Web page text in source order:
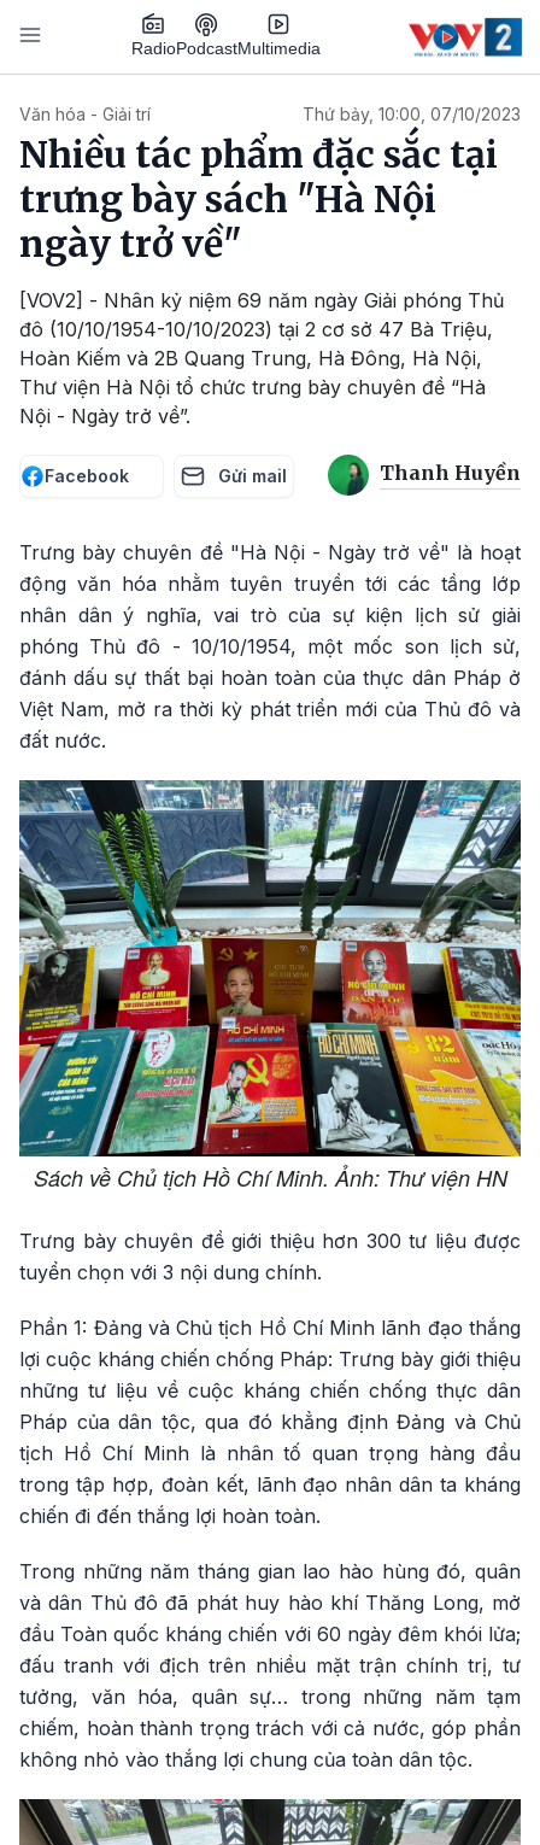
Nhảy đến nội dung
RadioPodcastMultimedia
Văn hóa - Giải trí Thứ bảy, 10:00, 07/10/2023
Nhiều tác phẩm đặc sắc tại
trưng bày sách "Hà Nội
ngày trở về"
[VOV2] - Nhân kỷ niệm 69 năm ngày Giải phóng Thủ
đô (10/10/1954-10/10/2023) tại 2 cơ sở 47 Bà Triệu,
Hoàn Kiếm và 2B Quang Trung, Hà Đông, Hà Nội,
Thư viện Hà Nội tổ chức trưng bày chuyên đề “Hà
Nội - Ngày trở về”.
Facebook Gửi mail Thanh Huyền
Trưng bày chuyên đề "Hà Nội - Ngày trở về" là hoạt
động văn hóa nhằm tuyên truyền tới các tầng lớp
nhân dân ý nghĩa, vai trò của sự kiện lịch sử giải
phóng Thủ đô - 10/10/1954, một mốc son lịch sử,
đánh dấu sự thất bại hoàn toàn của thực dân Pháp ở
Việt Nam, mở ra thời kỳ phát triển mới của Thủ đô và
đất nước.
Sách về Chủ tịch Hồ Chí Minh. Ảnh: Thư viện HN
Trưng bày chuyên đề giới thiệu hơn 300 tư liệu được
tuyển chọn với 3 nội dung chính.
Phần 1: Đảng và Chủ tịch Hồ Chí Minh lãnh đạo thắng
lợi cuộc kháng chiến chống Pháp: Trưng bày giới thiệu
những tư liệu về cuộc kháng chiến chống thực dân
Pháp của dân tộc, qua đó khẳng định Đảng và Chủ
tịch Hồ Chí Minh là nhân tố quan trọng hàng đầu
trong tập hợp, đoàn kết, lãnh đạo nhân dân ta kháng
chiến đi đến thắng lợi hoàn toàn.
Trong những năm tháng gian lao hào hùng đó, quân
và dân Thủ đô đã phát huy hào khí Thăng Long, mở
đầu Toàn quốc kháng chiến với 60 ngày đêm khói lửa;
đấu tranh với địch trên nhiều mặt trận chính trị, tư
tưởng, văn hóa, quân sự… trong những năm tạm
chiếm, hoàn thành trọng trách với cả nước, góp phần
không nhỏ vào thắng lợi chung của toàn dân tộc.